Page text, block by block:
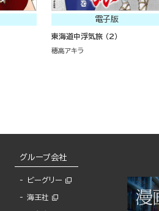
電子版
東海道中浮気旅 （2）
穂高アキラ
グループ会社
ビーグリー
海王社